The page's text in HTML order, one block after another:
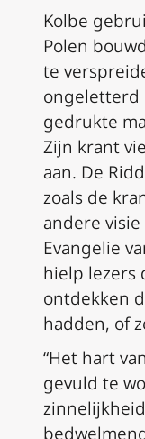
Kolbe
Polen
te
ongeletterd
gedrukte
Zijn krant
aan. De
zoals de
andere
Evangelie
hielp lezers
ontdekken
hadden, of
“Het hart
gevuld te